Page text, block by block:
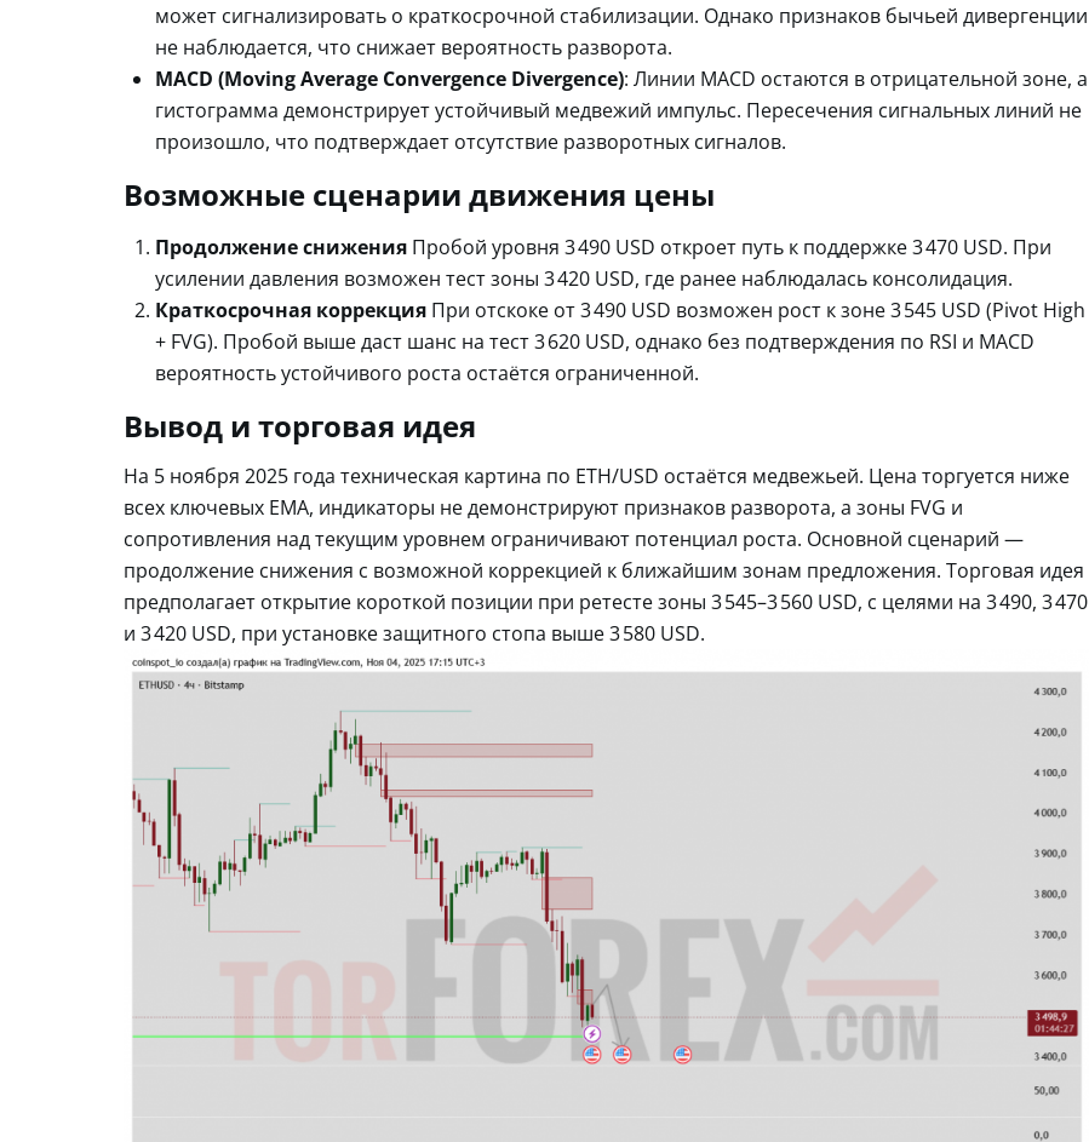
может сигнализировать о краткосрочной стабилизации. Однако признаков бычьей дивергенции
не наблюдается, что снижает вероятность разворота.
MACD (Moving Average Convergence Divergence): Линии MACD остаются в отрицательной зоне, а
гистограмма демонстрирует устойчивый медвежий импульс. Пересечения сигнальных линий не
произошло, что подтверждает отсутствие разворотных сигналов.
Возможные сценарии движения цены
Продолжение снижения Пробой уровня 3 490 USD откроет путь к поддержке 3 470 USD. При
усилении давления возможен тест зоны 3 420 USD, где ранее наблюдалась консолидация.
Краткосрочная коррекция При отскоке от 3 490 USD возможен рост к зоне 3 545 USD (Pivot High
+ FVG). Пробой выше даст шанс на тест 3 620 USD, однако без подтверждения по RSI и MACD
вероятность устойчивого роста остаётся ограниченной.
Вывод и торговая идея
На 5 ноября 2025 года техническая картина по ETH/USD остаётся медвежьей. Цена торгуется ниже
всех ключевых EMA, индикаторы не демонстрируют признаков разворота, а зоны FVG и
сопротивления над текущим уровнем ограничивают потенциал роста. Основной сценарий —
продолжение снижения с возможной коррекцией к ближайшим зонам предложения. Торговая идея
предполагает открытие короткой позиции при ретесте зоны 3 545–3 560 USD, с целями на 3 490, 3 470
и 3 420 USD, при установке защитного стопа выше 3 580 USD.